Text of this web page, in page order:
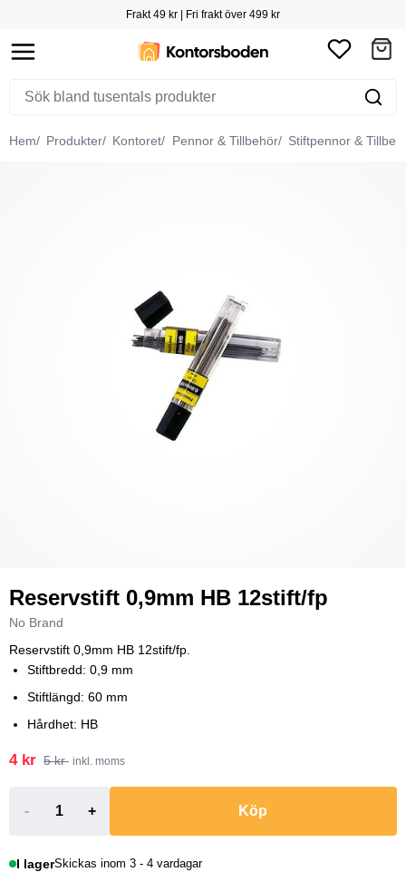
Frakt 49 kr | Fri frakt över 499 kr
Hem Produkter Kontoret Pennor & Tillbehör Stiftpennor &
Reservstift 0,9mm HB 12stift/fp
No Brand
Reservstift 0,9mm HB 12stift/fp.
Stiftbredd: 0,9 mm
Stiftlängd: 60 mm
Hårdhet: HB
4 kr 5 kr inkl. moms
- + Köp
I lagerSkickas inom 3 - 4 vardagar